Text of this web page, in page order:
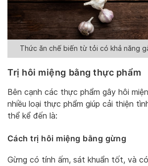
Thức ăn chế biến từ tỏi có khả năng
Trị hôi miệng bằng thực phẩm
Bên cạnh các thực phẩm gây hôi
nhiều loại thực phẩm giúp cải thiện
thể kể đến là:
Cách trị hôi miệng bằng gừng
Gừng có tính ấm, sát khuẩn tốt, và